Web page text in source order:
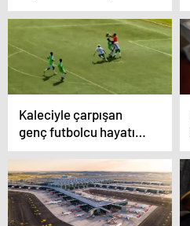
Kaleciyle çarpışan
genç futbolcu hayatını
kaybetti